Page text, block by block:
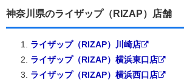
神奈川県のライザップ（RIZAP）店舗
ライザップ（RIZAP）川崎店
ライザップ（RIZAP）横浜東口店
ライザップ（RIZAP）横浜西口店